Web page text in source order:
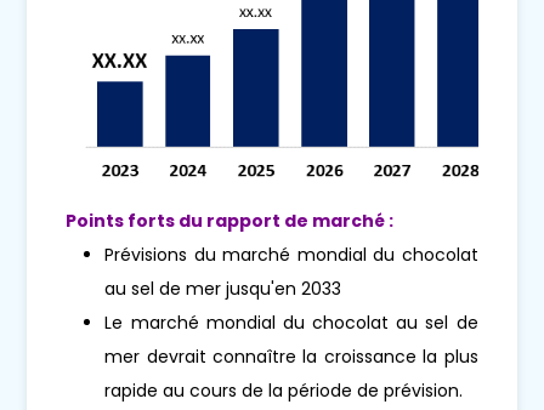
Points forts du rapport de marché :
Prévisions du marché mondial du chocolat
au sel de mer jusqu'en 2033
Le marché mondial du chocolat au sel de
mer devrait connaître la croissance la plus
rapide au cours de la période de prévision.